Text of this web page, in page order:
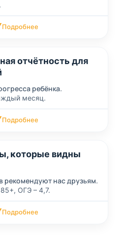
Подробнее
отчётность для
ребёнка.
месяц.
Подробнее
которые видны
рекомендуют нас друзьям.
ОГЭ – 4,7.
Подробнее